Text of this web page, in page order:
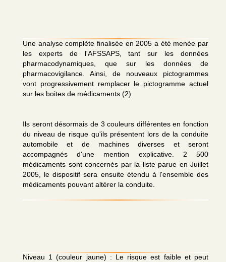
Une analyse complète finalisée en 2005 a été menée par
les experts de l'AFSSAPS, tant sur les données
pharmacodynamiques, que sur les données de
pharmacovigilance. Ainsi, de nouveaux pictogrammes
vont progressivement remplacer le pictogramme actuel
sur les boites de médicaments (2).
Ils seront désormais de 3 couleurs différentes en fonction
du niveau de risque qu'ils présentent lors de la conduite
automobile et de machines diverses et seront
accompagnés d'une mention explicative. 2 500
médicaments sont concernés par la liste parue en Juillet
2005, le dispositif sera ensuite étendu à l'ensemble des
médicaments pouvant altérer la conduite.
Niveau 1 (couleur jaune) : Le risque est faible et peut